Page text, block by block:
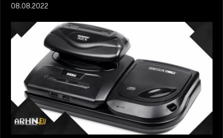
08.08.2022